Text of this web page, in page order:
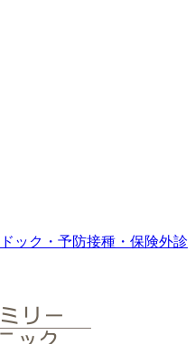
ック・予防接種・保険外診